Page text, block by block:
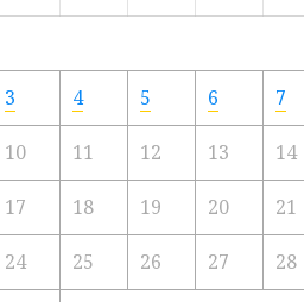
3 4 5 6 7
10 11 12 13 14
17 18 19 20 21
24 25 26 27 28